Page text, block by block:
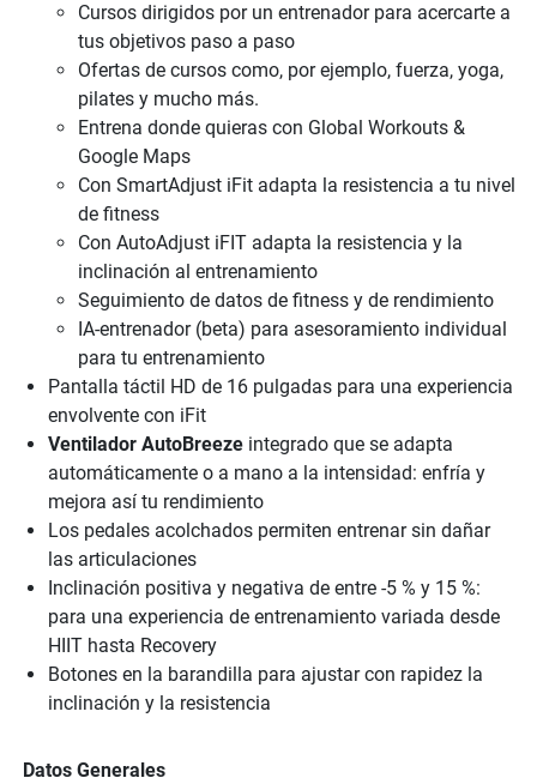
Cursos dirigidos por un entrenador para acercarte a
tus objetivos paso a paso
Ofertas de cursos como, por ejemplo, fuerza, yoga,
pilates y mucho más.
Entrena donde quieras con Global Workouts &
Google Maps
Con SmartAdjust iFit adapta la resistencia a tu nivel
de fitness
Con AutoAdjust iFIT adapta la resistencia y la
inclinación al entrenamiento
Seguimiento de datos de fitness y de rendimiento
IA-entrenador (beta) para asesoramiento individual
para tu entrenamiento
Pantalla táctil HD de 16 pulgadas para una experiencia
envolvente con iFit
Ventilador AutoBreeze integrado que se adapta
automáticamente o a mano a la intensidad: enfría y
mejora así tu rendimiento
Los pedales acolchados permiten entrenar sin dañar
las articulaciones
Inclinación positiva y negativa de entre -5 % y 15 %:
para una experiencia de entrenamiento variada desde
HIIT hasta Recovery
Botones en la barandilla para ajustar con rapidez la
inclinación y la resistencia
Datos Generales